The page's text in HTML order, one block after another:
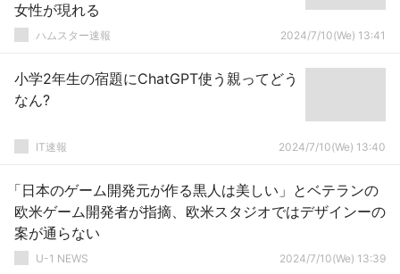
女性が現れる
ハムスター速報 2024/7/10(We) 13:41
小学2年生の宿題にChatGPT使う親ってどう
なん?
IT速報 2024/7/10(We) 13:40
「日本のゲーム開発元が作る黒人は美しい」とベテランの
欧米ゲーム開発者が指摘、欧米スタジオではデザインーの
案が通らない
U-1 NEWS 2024/7/10(We) 13:39